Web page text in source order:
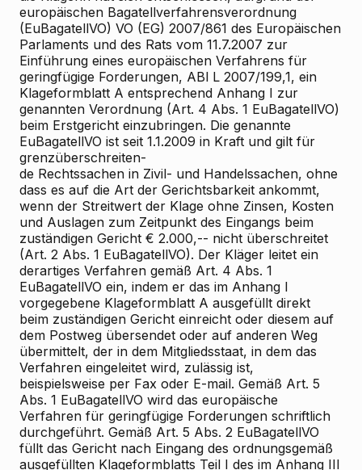
europäischen Bagatellverfahrensverordnung
(EuBagatellVO) VO (EG) 2007/861 des Europäischen
Parlaments und des Rats vom 11.7.2007 zur
Einführung eines europäischen Verfahrens für
geringfügige Forderungen, ABl L 2007/199,1, ein
Klageformblatt A entsprechend Anhang I zur
genannten Verordnung (Art. 4 Abs. 1 EuBagatellVO)
beim Erstgericht einzubringen. Die genannte
EuBagatellVO ist seit 1.1.2009 in Kraft und gilt für
grenzüberschreiten-
de Rechtssachen in Zivil- und Handelssachen, ohne
dass es auf die Art der Gerichtsbarkeit ankommt,
wenn der Streitwert der Klage ohne Zinsen, Kosten
und Auslagen zum Zeitpunkt des Eingangs beim
zuständigen Gericht € 2.000,-- nicht überschreitet
(Art. 2 Abs. 1 EuBagatellVO). Der Kläger leitet ein
derartiges Verfahren gemäß Art. 4 Abs. 1
EuBagatellVO ein, indem er das im Anhang I
vorgegebene Klageformblatt A ausgefüllt direkt
beim zuständigen Gericht einreicht oder diesem auf
dem Postweg übersendet oder auf anderen Weg
übermittelt, der in dem Mitgliedsstaat, in dem das
Verfahren eingeleitet wird, zulässig ist,
beispielsweise per Fax oder E-mail. Gemäß Art. 5
Abs. 1 EuBagatellVO wird das europäische
Verfahren für geringfügige Forderungen schriftlich
durchgeführt. Gemäß Art. 5 Abs. 2 EuBagatellVO
füllt das Gericht nach Eingang des ordnungsgemäß
ausgefüllten Klageformblatts Teil I des im Anhang III